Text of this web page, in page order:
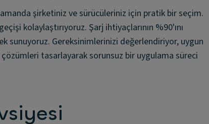
şirketiniz ve sürücüleriniz için pratik bir seçim.
kolaylaştırıyoruz. Şarj ihtiyaçlarının %90'ını
sunuyoruz. Gereksinimlerinizi değerlendiriyor, uygun
tasarlayarak sorunsuz bir uygulama süreci